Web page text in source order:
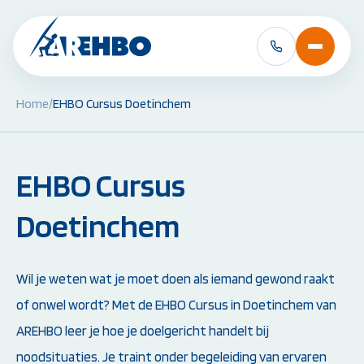
BHV Cursussen &
BHV Basiscursus
BHV Herhaling
Ploegleider BHV
EHBO Cursussen
bekijken
Home/EHBO Cursus Doetinchem
EHBO Cursus
Doetinchem
Wil je weten wat je moet doen als iemand gewond raakt
of onwel wordt? Met de EHBO Cursus in Doetinchem van
AREHBO leer je hoe je doelgericht handelt bij
noodsituaties. Je traint onder begeleiding van ervaren